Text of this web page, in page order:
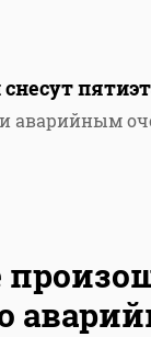
аварийным